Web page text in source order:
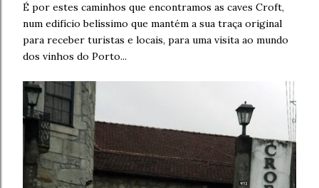
É por estes caminhos que encontramos as caves Croft,
num edifício belíssimo que mantém a sua traça original
para receber turistas e locais, para uma visita ao mundo
dos vinhos do Porto...